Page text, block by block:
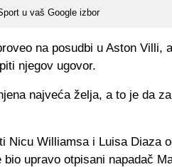
u vaš Google izbor
na posudbi u Aston Villi,
njegov ugovor.
najveća želja, a to je da
Nicu Williamsa i Luisa Diaza
upravo otpisani napadač